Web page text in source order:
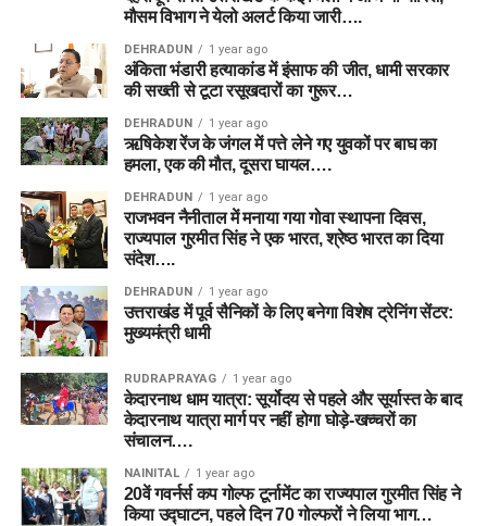
मौसम विभाग ने येलो अलर्ट किया जारी….
DEHRADUN 1 year ago
अंकिता भंडारी हत्याकांड में इंसाफ की जीत, धामी सरकार
की सख्ती से टूटा रसूखदारों का गुरूर…
DEHRADUN 1 year ago
ऋषिकेश रेंज के जंगल में पत्ते लेने गए युवकों पर बाघ का
हमला, एक की मौत, दूसरा घायल….
DEHRADUN 1 year ago
राजभवन नैनीताल में मनाया गया गोवा स्थापना दिवस,
राज्यपाल गुरमीत सिंह ने एक भारत, श्रेष्ठ भारत का दिया
संदेश….
DEHRADUN 1 year ago
उत्तराखंड में पूर्व सैनिकों के लिए बनेगा विशेष ट्रेनिंग सेंटर:
मुख्यमंत्री धामी
RUDRAPRAYAG 1 year ago
केदारनाथ धाम यात्रा: सूर्योदय से पहले और सूर्यास्त के बाद
केदारनाथ यात्रा मार्ग पर नहीं होगा घोड़े-खच्चरों का
संचालन….
NAINITAL 1 year ago
20वें गवर्नर्स कप गोल्फ टूर्नामेंट का राज्यपाल गुरमीत सिंह ने
किया उद्घाटन, पहले दिन 70 गोल्फरों ने लिया भाग…